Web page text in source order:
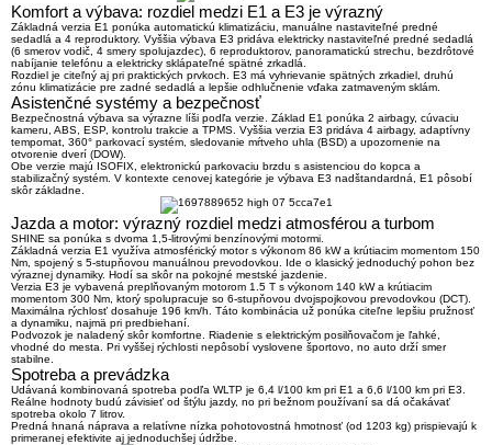
Komfort a výbava: rozdiel medzi E1 a E3 je výrazný
Základná verzia E1 ponúka automatickú klimatizáciu, manuálne nastaviteľné predné
sedadlá a 4 reproduktory. Vyššia výbava E3 pridáva elektricky nastaviteľné predné sedadlá
(6 smerov vodič, 4 smery spolujazdec) , 6 reproduktorov, panoramatickú strechu, bezdrôtové
nabíjanie telefónu a elektricky sklápateľné spätné zrkadlá.
Rozdiel je citeľný aj pri praktických prvkoch. E3 má vyhrievanie spätných zrkadiel, druhú
zónu klimatizácie pre zadné sedadlá a lepšie odhlučnenie vďaka zatmaveným sklám.
Asistenčné systémy a bezpečnosť
Bezpečnostná výbava sa výrazne líši podľa verzie. Základ E1 ponúka 2 airbagy, cúvaciu
kameru, ABS, ESP, kontrolu trakcie a TPMS. Vyššia verzia E3 pridáva 4 airbagy, adaptívny
tempomat, 360° parkovací systém, sledovanie mŕtveho uhla (BSD) a upozornenie na
otvorenie dverí (DOW)
Obe verzie majú ISOFIX, elektronickú parkovaciu brzdu s asistenciou do kopca a
stabilizačný systém. V kontexte cenovej kategórie je výbava E3 nadštandardná, E1 pôsobí
skôr základne.
Jazda a motor: výrazný rozdiel medzi atmosférou a turbom
SHINE sa ponúka s dvoma 1,5-litrovými benzínovými motormi.
Základná verzia E1 využíva atmosférický motor s výkonom 86 kW a krútiacim momentom 150
Nm, spojený s 5-stupňovou manuálnou prevodovkou. Ide o klasický jednoduchý pohon bez
výraznej dynamiky. Hodí sa skôr na pokojné mestské jazdenie.
Verzia E3 je vybavená preplňovaným motorom 1.5 T s výkonom 140 kW a krútiacim
momentom 300 Nm , ktorý spolupracuje so 6-stupňovou dvojspojkovou prevodovkou (DCT).
Maximálna rýchlosť dosahuje 196 km/h. Táto kombinácia už ponúka citeľne lepšiu pružnosť
a dynamiku, najmä pri predbiehaní.
Podvozok je naladený skôr komfortne. Riadenie s elektrickým posilňovačom je ľahké,
vhodné do mesta. Pri vyššej rýchlosti nepôsobí vyslovene športovo, no auto drží smer
stabilne.
Spotreba a prevádzka
Udávaná kombinovaná spotreba podľa WLTP je 6,4 l/100 km pri E1 a 6,6 l/100 km pri E3
Reálne hodnoty budú závisieť od štýlu jazdy, no pri bežnom používaní sa dá očakávať
spotreba okolo 7 litrov.
Predná hnaná náprava a relatívne nízka pohotovostná hmotnosť (od 1203 kg) prispievajú k
primeranej efektivite aj jednoduchšej údržbe.